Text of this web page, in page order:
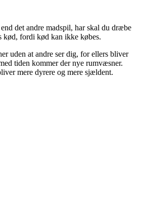
det andre madspil, har skal du dræbe
kød, fordi kød kan ikke købes.
uden at andre ser dig, for ellers bliver
tiden kommer der nye rumvæsner.
mere dyrere og mere sjældent.